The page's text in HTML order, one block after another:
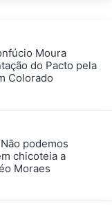
Moura
do Pacto pela
Colorado
podemos
chicoteia a
Moraes